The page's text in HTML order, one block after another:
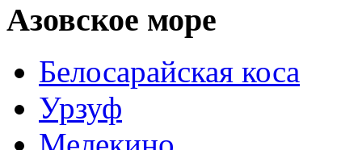
Азовское море
Белосарайская коса
Урзуф